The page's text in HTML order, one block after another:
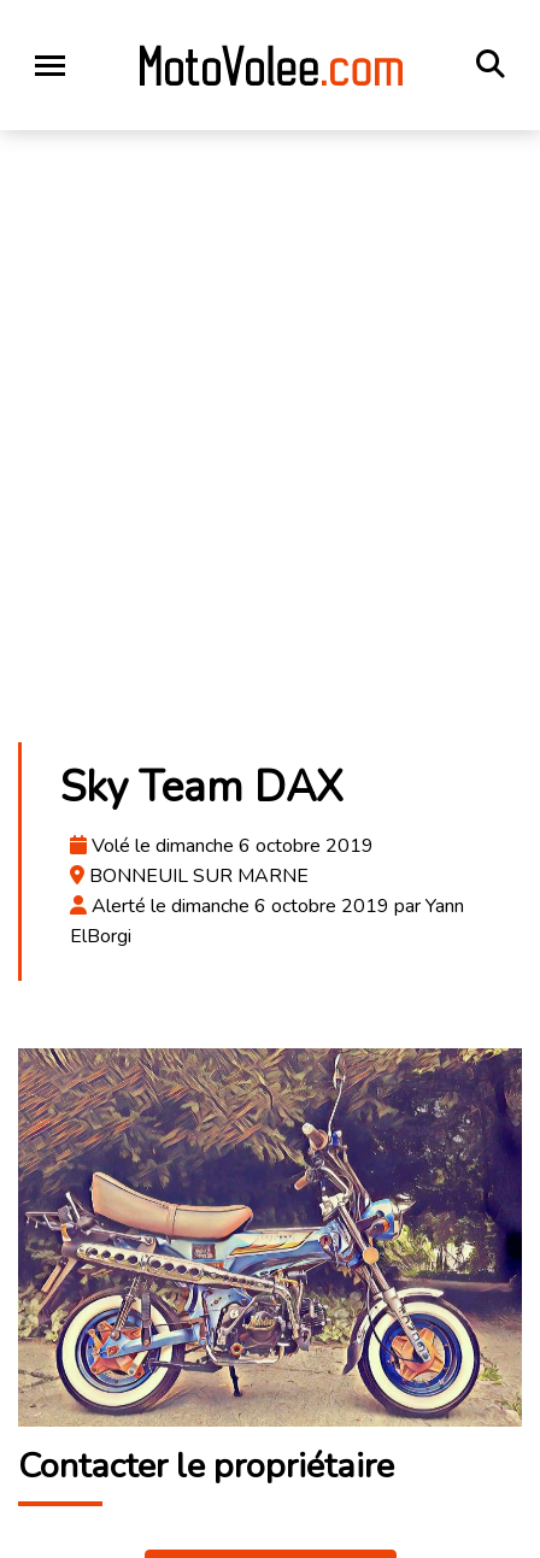
Sky Team DAX
Volé le dimanche 6 octobre 2019
BONNEUIL SUR MARNE
Alerté le dimanche 6 octobre 2019 par Yann
ElBorgi
Contacter le propriétaire